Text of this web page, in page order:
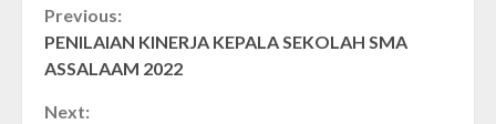
Continue
Reading
Previous:
PENILAIAN KINERJA KEPALA SEKOLAH SMA
ASSALAAM 2022
Next: